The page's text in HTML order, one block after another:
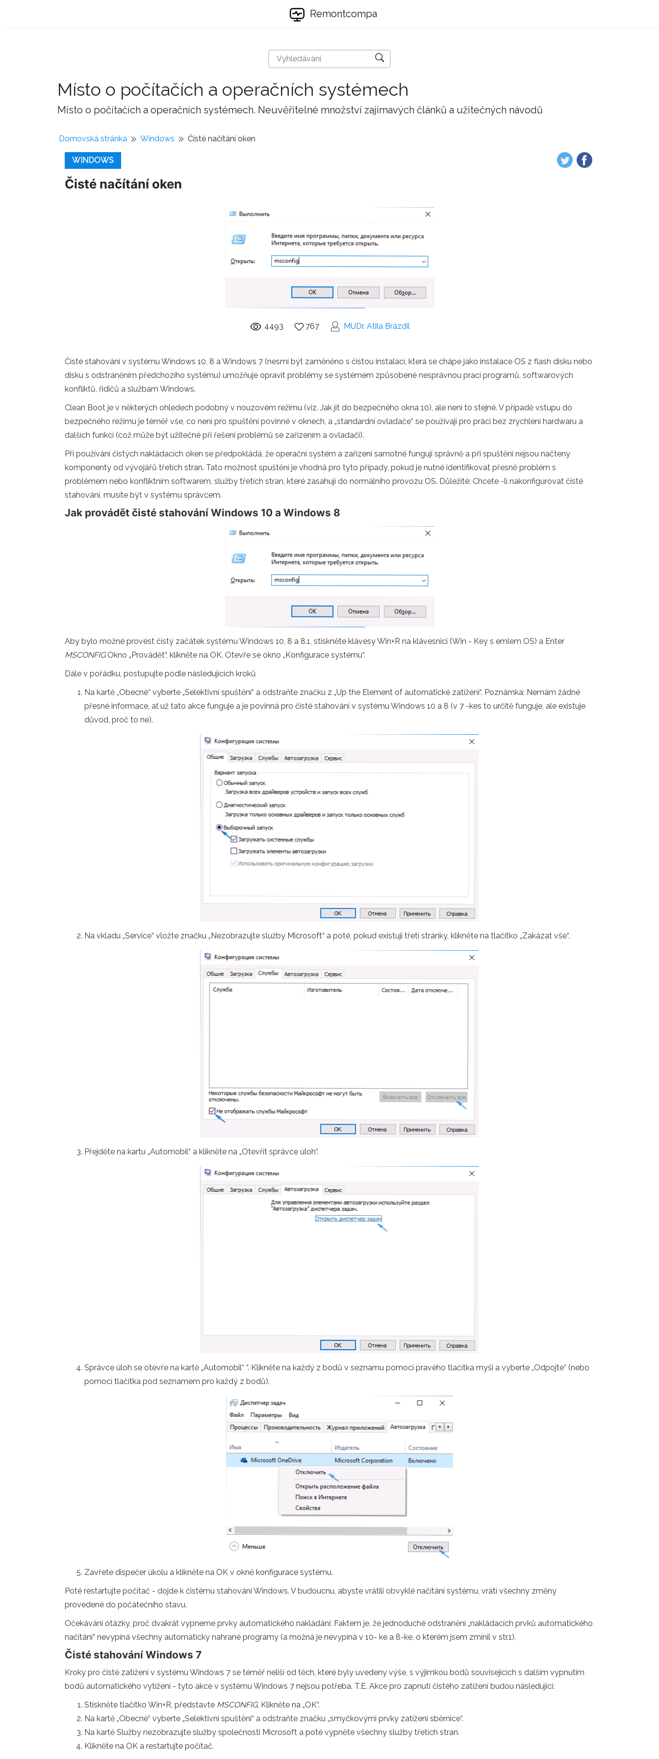
Remontcompa
Místo o počítačích a operačních systémech
Místo o počítačích a operačních systémech. Neuvěřitelné množství zajímavých článků a užitečných návodů
Domovská stránka Windows Čisté načítání oken
WINDOWS
Čisté načítání oken
4493 767 MUDr. Atila Brázdil
Čisté stahování v systému Windows 10, 8 a Windows 7 (nesmí být zaměněno s čistou instalací, která se chápe jako instalace OS z flash disku nebo
disku s odstraněním předchozího systému) umožňuje opravit problémy se systémem způsobené nesprávnou prací programů, softwarových
konfliktů, řidičů a službám Windows.
Clean Boot je v některých ohledech podobný v nouzovém režimu (viz. Jak jít do bezpečného okna 10), ale není to stejné. V případě vstupu do
bezpečného režimu je téměř vše, co není pro spuštění povinné v oknech, a „standardní ovladače“ se používají pro práci bez zrychlení hardwaru a
dalších funkcí (což může být užitečné při řešení problémů se zařízením a ovladači).
Při používání čistých nakládacích oken se předpokládá, že operační systém a zařízení samotné fungují správně a při spuštění nejsou načteny
komponenty od vývojářů třetích stran. Tato možnost spuštění je vhodná pro tyto případy, pokud je nutné identifikovat přesně problém s
problémem nebo konfliktním softwarem, služby třetích stran, které zasahují do normálního provozu OS. Důležité: Chcete -li nakonfigurovat čisté
stahování, musíte být v systému správcem.
Jak provádět čisté stahování Windows 10 a Windows 8
Aby bylo možné provést čistý začátek systému Windows 10, 8 a 8.1, stiskněte klávesy Win+R na klávesnici (Win - Key s emlem OS) a Enter
MSCONFIGOkno „Provádět“, klikněte na OK. Otevře se okno „Konfigurace systému“.
Dále v pořádku, postupujte podle následujících kroků
Na kartě „Obecné“ vyberte „Selektivní spuštění“ a odstraňte značku z „Up the Element of automatické zatížení“. Poznámka: Nemám žádné
přesné informace, ať už tato akce funguje a je povinná pro čisté stahování v systému Windows 10 a 8 (v 7 -kes to určitě funguje, ale existuje
důvod, proč to ne).
Na vkladu „Service“ vložte značku „Nezobrazujte služby Microsoft“ a poté, pokud existují třetí stránky, klikněte na tlačítko „Zakázat vše“.
Přejděte na kartu „Automobil“ a klikněte na „Otevřít správce úloh“.
Správce úloh se otevře na kartě „Automobil“ “. Klikněte na každý z bodů v seznamu pomocí pravého tlačítka myši a vyberte „Odpojte“ (nebo
pomocí tlačítka pod seznamem pro každý z bodů).
Zavřete dispečer úkolu a klikněte na OK v okně konfigurace systému.
Poté restartujte počítač - dojde k čistému stahování Windows. V budoucnu, abyste vrátili obvyklé načítání systému, vrátí všechny změny
provedené do počátečního stavu.
Očekávání otázky, proč dvakrát vypneme prvky automatického nakládání: Faktem je, že jednoduché odstranění „nakládacích prvků automatického
načítání“ nevypíná všechny automaticky nahrané programy (a možná je nevypíná v 10- ke a 8-ke, o kterém jsem zmínil v str.1).
Čisté stahování Windows 7
Kroky pro čisté zatížení v systému Windows 7 se téměř neliší od těch, které byly uvedeny výše, s výjimkou bodů souvisejících s dalším vypnutím
bodů automatického vytížení - tyto akce v systému Windows 7 nejsou potřeba. T.E. Akce pro zapnutí čistého zatížení budou následující:
Stiskněte tlačítko Win+R, představte MSCONFIG, Klikněte na „OK“.
Na kartě „Obecné“ vyberte „Selektivní spuštění“ a odstraňte značku „smyčkovými prvky zatížení sběrnice“.
Na kartě Služby nezobrazujte služby společnosti Microsoft a poté vypněte všechny služby třetích stran.
Klikněte na OK a restartujte počítač.